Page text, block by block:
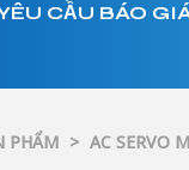
CẦU BÁO
PHẨM > AC SERVO